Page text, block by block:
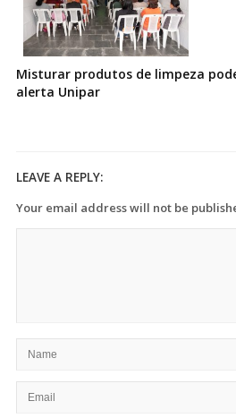
Misturar produtos de limpeza
alerta Unipar
LEAVE A REPLY:
Your email address will not be